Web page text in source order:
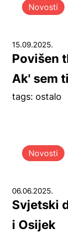
Novosti
15.09.2025.
Povišen
Ak' sem
tags: ostalo
Novosti
06.06.2025.
Svjetski
i Osijek